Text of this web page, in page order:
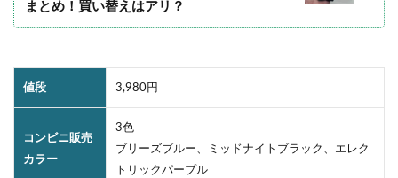
まとめ！買い替えはアリ？
値段 3,980円
コンビニ販売
カラー
3色
ブリーズブルー、ミッドナイトブラック、エレク
トリックパープル